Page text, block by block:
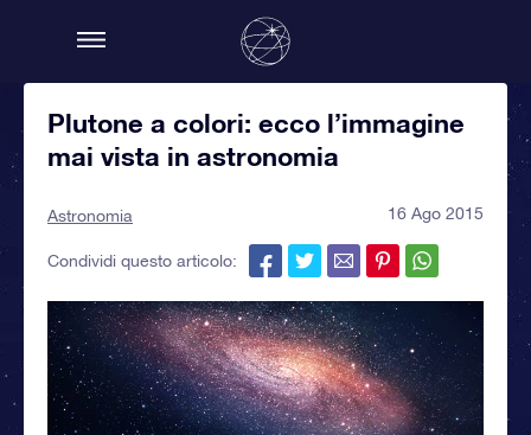
Plutone a colori: ecco l’immagine
mai vista in astronomia
Astronomia 16 Ago 2015
Condividi questo articolo: